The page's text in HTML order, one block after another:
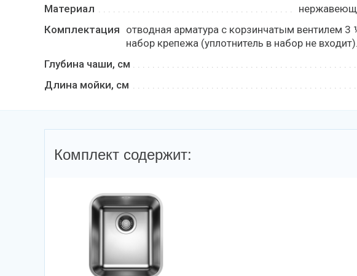
Материал
Комплектация отводная арматура с корзинчатым вентилем 3
набор крепежа (уплотнитель в набор не входит).
Глубина чаши, см
Длина мойки, см
Комплект содержит: